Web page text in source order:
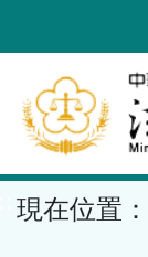
到
要
內
容
區
現在位置：